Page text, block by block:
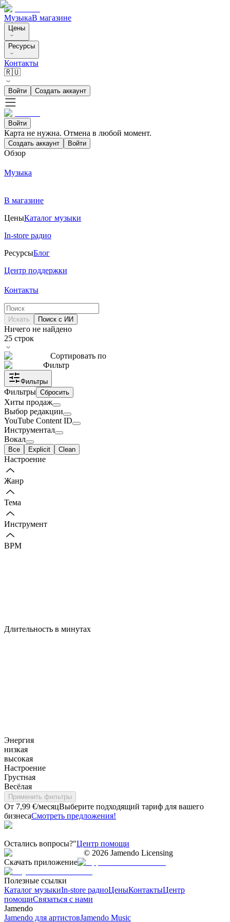
МузыкаВ магазине
Цены
Ресурсы
Контакты
🇷🇺
Войти Создать аккаунт
Войти
Карта не нужна. Отмена в любой момент.
Создать аккаунт Войти
Обзор
Музыка
В магазине
ЦеныКаталог музыки
In-store радио
РесурсыБлог
Центр поддержки
Контакты
Искать Поиск с ИИ
Ничего не найдено
25 строк
Сортировать по
Фильтр
Фильтры
Фильтры Сбросить
Хиты продаж
Выбор редакции
YouTube Content ID
Инструментал
Вокал
Все Explicit Clean
Настроение
Жанр
Тема
Инструмент
BPM
Длительность в минутах
Энергия
низкая
высокая
Настроение
Грустная
Весёлая
Применить фильтры
От 7,99 €/месяцВыберите подходящий тариф для вашего
бизнесаСмотреть предложения!
Остались вопросы?"Центр помощи
© 2026 Jamendo Licensing
Скачать приложение
Полезные ссылки
Каталог музыкиIn-store радиоЦеныКонтактыЦентр
помощиСвязаться с нами
Jamendo
Jamendo для артистовJamendo Music